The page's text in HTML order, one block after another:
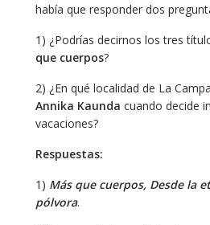
había que responder dos
1) ¿Podrías decirnos los tres
que cuerpos?
2) ¿En qué localidad de La
Annika Kaunda cuando decide
vacaciones?
Respuestas:
1) Más que cuerpos, Desde la
pólvora.